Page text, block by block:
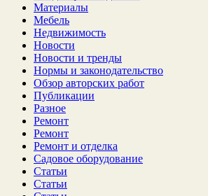
Материалы
Мебель
Недвижимость
Новости
Новости и тренды
Нормы и законодательство
Обзор авторских работ
Публикации
Разное
Ремонт
Ремонт
Ремонт и отделка
Садовое оборудование
Статьи
Статьи